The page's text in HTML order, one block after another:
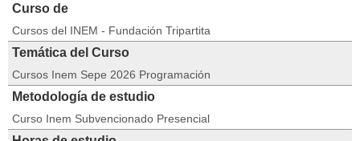
Curso de
Cursos del INEM - Fundación Tripartita
Temática del Curso
Cursos Inem Sepe 2026 Programación
Metodología de estudio
Curso Inem Subvencionado Presencial